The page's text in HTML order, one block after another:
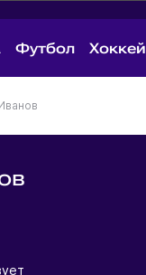
Футбол Хоккей